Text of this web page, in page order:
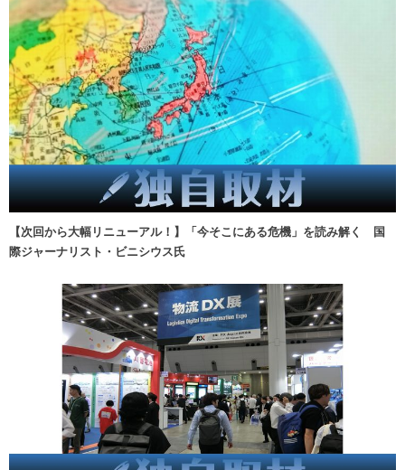
【次回から大幅リニューアル！】「今そこにある危機」を読み解く 国
際ジャーナリスト・ビニシウス氏